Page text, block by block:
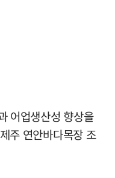
어업생산성 향상을
주 연안바다목장 조